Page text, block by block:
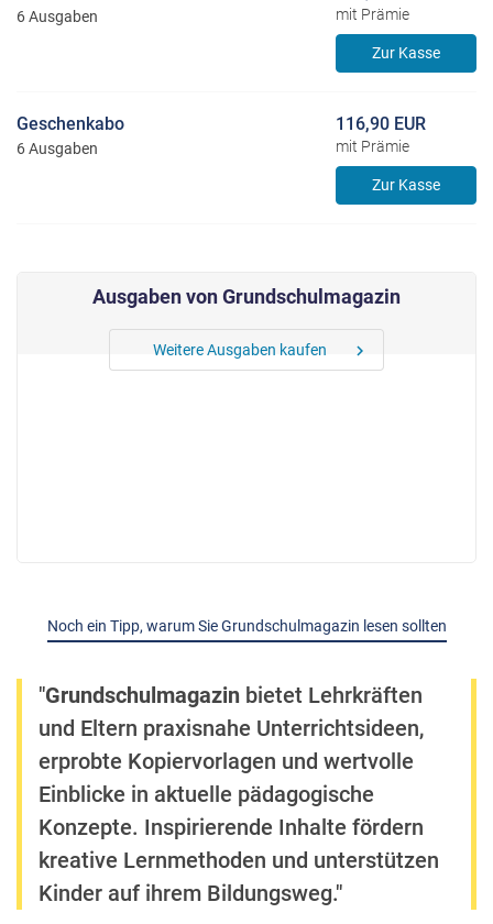
6 Ausgaben mit Prämie
Zur Kasse
Geschenkabo
6 Ausgaben
116,90 EUR
mit Prämie
Zur Kasse
Ausgaben von Grundschulmagazin
Weitere Ausgaben kaufen chevron_right
Noch ein Tipp, warum Sie Grundschulmagazin lesen sollten
"Grundschulmagazin bietet Lehrkräften
und Eltern praxisnahe Unterrichtsideen,
erprobte Kopiervorlagen und wertvolle
Einblicke in aktuelle pädagogische
Konzepte. Inspirierende Inhalte fördern
kreative Lernmethoden und unterstützen
Kinder auf ihrem Bildungsweg."